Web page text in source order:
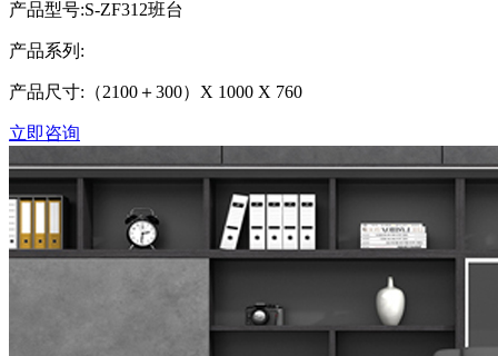
产品型号:S-ZF312班台
产品系列:
产品尺寸:（2100＋300）X 1000 X 760
立即咨询